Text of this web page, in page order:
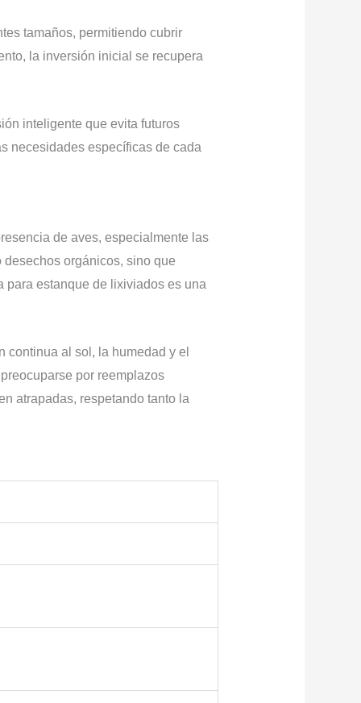
tamaños, permitiendo cubrir
la inversión inicial se recupera
inteligente que evita futuros
necesidades específicas de cada
de aves, especialmente las
orgánicos, sino que
para estanque de lixiviados es una
al sol, la humedad y el
por reemplazos
atrapadas, respetando tanto la